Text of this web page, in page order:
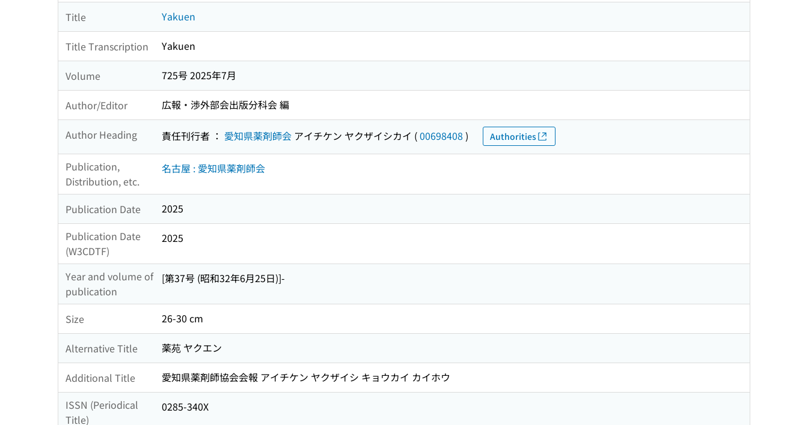
Title Yakuen
Title Transcription Yakuen
Volume 725号 2025年7月
Author/Editor 広報・渉外部会出版分科会 編
Author Heading 責任刊行者 ： 愛知県薬剤師会 アイチケン ヤクザイシカイ (00698408 ) Authorities
Publication,
Distribution, etc.
名古屋 : 愛知県薬剤師会
Publication Date
2025
Publication Date
(W3CDTF)
2025
Year and volume of
publication
[第37号 (昭和32年6月25日)]-
Size 26-30 cm
Alternative Title 薬苑 ヤクエン
Additional Title
愛知県薬剤師協会会報 アイチケン ヤクザイシ キョウカイ カイホウ
ISSN (Periodical
Title)
0285-340X